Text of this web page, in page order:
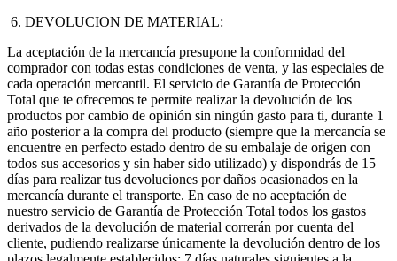
6. DEVOLUCION DE MATERIAL:
La aceptación de la mercancía presupone la conformidad del
comprador con todas estas condiciones de venta, y las especiales de
cada operación mercantil. El servicio de Garantía de Protección
Total que te ofrecemos te permite realizar la devolución de los
productos por cambio de opinión sin ningún gasto para ti, durante 1
año posterior a la compra del producto (siempre que la mercancía se
encuentre en perfecto estado dentro de su embalaje de origen con
todos sus accesorios y sin haber sido utilizado) y dispondrás de 15
días para realizar tus devoluciones por daños ocasionados en la
mercancía durante el transporte. En caso de no aceptación de
nuestro servicio de Garantía de Protección Total todos los gastos
derivados de la devolución de material correrán por cuenta del
cliente, pudiendo realizarse únicamente la devolución dentro de los